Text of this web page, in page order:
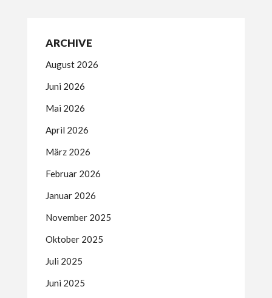
ARCHIVE
August 2026
Juni 2026
Mai 2026
April 2026
März 2026
Februar 2026
Januar 2026
November 2025
Oktober 2025
Juli 2025
Juni 2025